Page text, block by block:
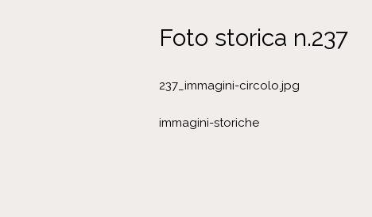
Foto storica n.237
237_immagini-circolo.jpg
immagini-storiche